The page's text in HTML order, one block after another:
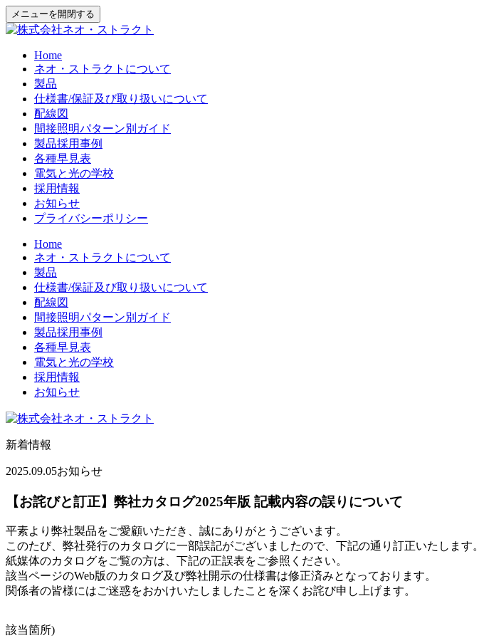
メニューを開閉する
Home
ネオ・ストラクトについて
製品
仕様書/保証及び取り扱いについて
配線図
間接照明パターン別ガイド
製品採用事例
各種早見表
電気と光の学校
採用情報
お知らせ
プライバシーポリシー
Home
ネオ・ストラクトについて
製品
仕様書/保証及び取り扱いについて
配線図
間接照明パターン別ガイド
製品採用事例
各種早見表
電気と光の学校
採用情報
お知らせ
新着情報
2025.09.05お知らせ
【お詫びと訂正】弊社カタログ2025年版 記載内容の誤りについて
平素より弊社製品をご愛顧いただき、誠にありがとうございます。
このたび、弊社発行のカタログに一部誤記がございましたので、下記の通り訂正いたします。
紙媒体のカタログをご覧の方は、下記の正誤表をご参照ください。
該当ページのWeb版のカタログ及び弊社開示の仕様書は修正済みとなっております。
関係者の皆様にはご迷惑をおかけいたしましたことを深くお詫び申し上げます。
該当箇所)